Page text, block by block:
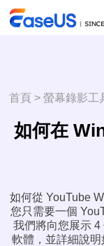
首頁 >螢幕錄影工
如何在
如何從 YouTube
您只需要一個
我們將向您展示
軟體，並詳細說